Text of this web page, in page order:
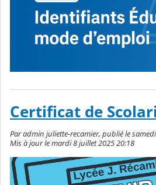
Certificat de
Par admin juliette-recamier, publié le
Mis à jour le mardi 8 juillet 2025 20:18